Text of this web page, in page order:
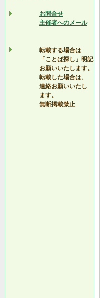
お問合せ
主催者へのメール
転載する場合は
「ことば探し」明記
お願いいたします。
転載した場合は、
連絡お願いいたし
ます。
無断掲載禁止